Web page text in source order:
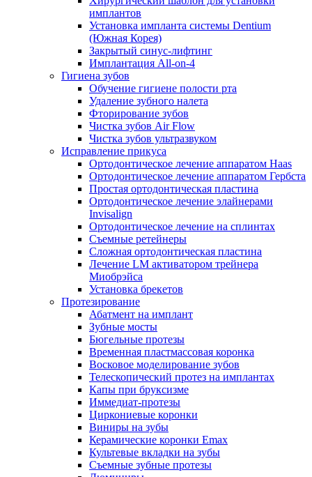
имплантов
Установка импланта системы Dentium
(Южная Корея)
Закрытый синус-лифтинг
Имплантация All-on-4
Гигиена зубов
Обучение гигиене полости рта
Удаление зубного налета
Фторирование зубов
Чистка зубов Air Flow
Чистка зубов ультразвуком
Исправление прикуса
Ортодонтическое лечение аппаратом Haas
Ортодонтическое лечение аппаратом Гербста
Простая ортодонтическая пластина
Ортодонтическое лечение элайнерами
Invisalign
Ортодонтическое лечение на сплинтах
Съемные ретейнеры
Сложная ортодонтическая пластина
Лечение LM активатором трейнера
Миобрэйса
Установка брекетов
Протезирование
Абатмент на имплант
Зубные мосты
Бюгельные протезы
Временная пластмассовая коронка
Восковое моделирование зубов
Телескопический протез на имплантах
Капы при бруксизме
Иммедиат-протезы
Циркониевые коронки
Виниры на зубы
Керамические коронки Emax
Культевые вкладки на зубы
Съемные зубные протезы